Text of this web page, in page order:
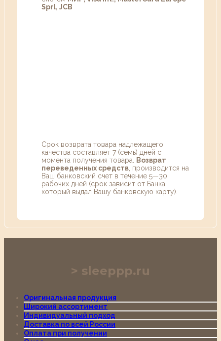
Sprl, JCB
Срок возврата товара надлежащего
качества составляет 7 (семь) дней с
момента получения товара.
Возврат
переведенных средств , производится на
Ваш банковский счет в течение 5—30
рабочих дней (срок зависит от Банка,
который выдал Вашу банковскую карту).
sleeppp.ru
Оригинальная продукция
Широкий ассортимент
Индивидуальный подход
Доставка по всей России
Оплата при получении